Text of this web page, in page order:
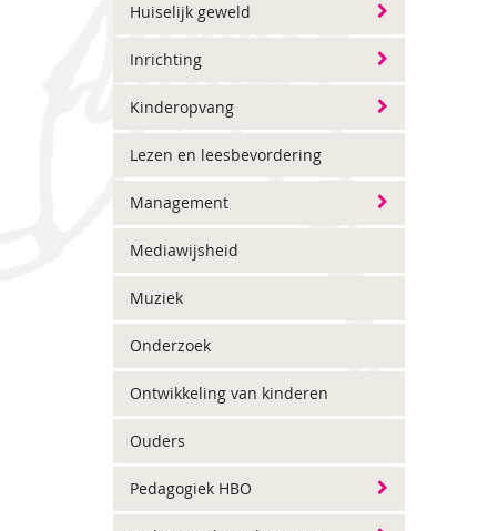
Huiselijk geweld
Inrichting
Kinderopvang
Lezen en leesbevordering
Management
Mediawijsheid
Muziek
Onderzoek
Ontwikkeling van kinderen
Ouders
Pedagogiek HBO